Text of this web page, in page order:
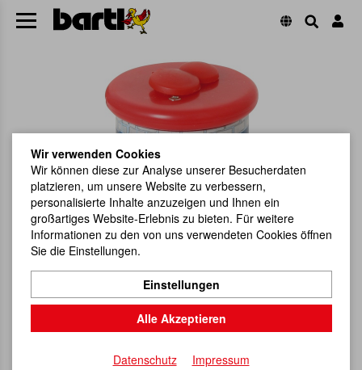
Wir verwenden Cookies
Wir können diese zur Analyse unserer Besucherdaten
platzieren, um unsere Website zu verbessern,
personalisierte Inhalte anzuzeigen und Ihnen ein
großartiges Website-Erlebnis zu bieten. Für weitere
Informationen zu den von uns verwendeten Cookies öffnen
Sie die Einstellungen.
Einstellungen
Alle Akzeptieren
Datenschutz Impressum